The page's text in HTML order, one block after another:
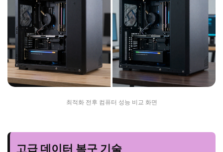
최적화 전후 컴퓨터 성능 비교 화면
고급 데이터 복구 기술